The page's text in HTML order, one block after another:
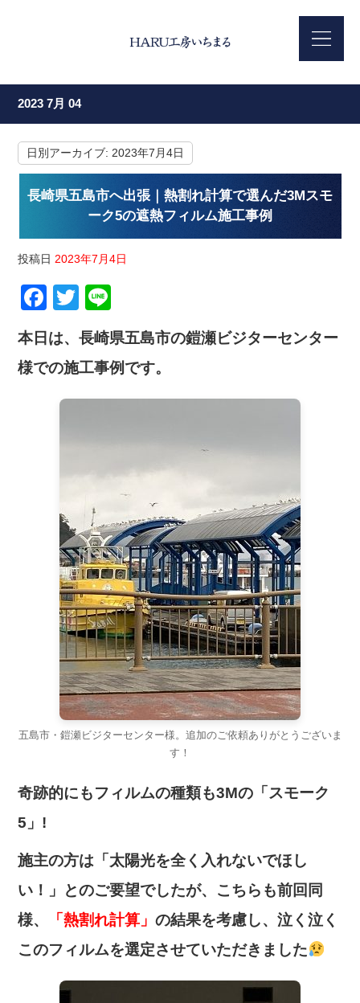
2023 7月 04
日別アーカイブ: 2023年7月4日
長崎県五島市へ出張｜熱割れ計算で選んだ3Mスモ
ーク5の遮熱フィルム施工事例
投稿日 2023年7月4日
Facebook
Twitter
本日は、長崎県五島市の鎧瀬ビジターセンター
様での施工事例です。
五島市・鎧瀬ビジターセンター様。追加のご依頼ありがとうございま
す！
奇跡的にもフィルムの種類も3Mの「スモーク
5」!
施主の方は「太陽光を全く入れないでほし
い！」とのご要望でしたが、こちらも前回同
様、
「熱割れ計算」の結果を考慮し、泣く泣く
このフィルムを選定させていただきました